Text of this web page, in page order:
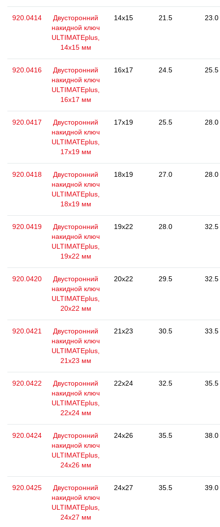
920.0414
Двусторонний
накидной ключ
ULTIMATEplus,
14x15 мм
14x15 21.5 23.0
920.0416
Двусторонний
накидной ключ
ULTIMATEplus,
16x17 мм
16x17 24.5 25.5
920.0417
Двусторонний
накидной ключ
ULTIMATEplus,
17x19 мм
17x19 25.5 28.0
920.0418
Двусторонний
накидной ключ
ULTIMATEplus,
18x19 мм
18x19 27.0 28.0
920.0419
Двусторонний
накидной ключ
ULTIMATEplus,
19x22 мм
19x22 28.0 32.5
920.0420
Двусторонний
накидной ключ
ULTIMATEplus,
20x22 мм
20x22 29.5 32.5
920.0421
Двусторонний
накидной ключ
ULTIMATEplus,
21x23 мм
21x23 30.5 33.5
920.0422
Двусторонний
накидной ключ
ULTIMATEplus,
22x24 мм
22x24 32.5 35.5
920.0424
Двусторонний
накидной ключ
ULTIMATEplus,
24x26 мм
24x26 35.5 38.0
920.0425
Двусторонний
накидной ключ
ULTIMATEplus,
24x27 мм
24x27 35.5 39.0